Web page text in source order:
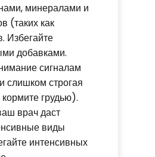
минералами и
(таких как
Избегайте
добавками.
сигналам
слишком строгая
грудью).
врач даст
виды
интенсивных